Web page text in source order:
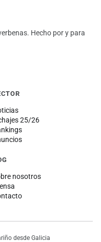
Hecho por y para
25/26
nosotros
desde Galicia